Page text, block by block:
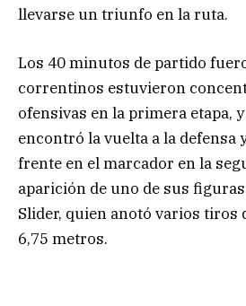
llevarse un triunfo en la ruta.
Los 40 minutos de partido
correntinos estuvieron
ofensivas en la primera etapa,
encontró la vuelta a la defensa
frente en el marcador en la
aparición de uno de sus
Slider, quien anotó varios tiros
6,75 metros.